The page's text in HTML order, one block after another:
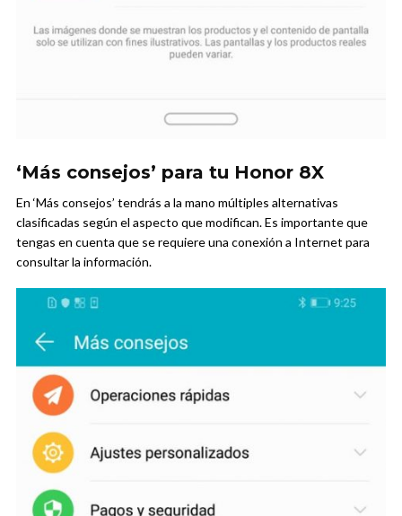
‘Más consejos’ para tu Honor 8X
En ‘Más consejos’ tendrás a la mano múltiples alternativas
clasificadas según el aspecto que modifican. Es importante que
tengas en cuenta que se requiere una conexión a Internet para
consultar la información.